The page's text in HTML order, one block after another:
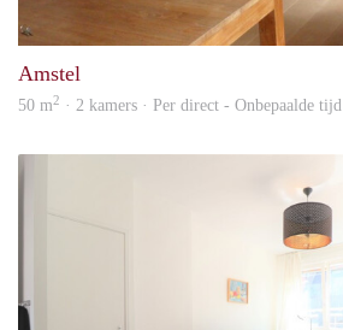
Amstel
50 m2 · 2 kamers · Per direct - Onbepaalde tijd